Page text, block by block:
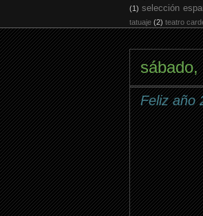
(1) selección
tatuaje (2) teatro
sábado,
Feliz año